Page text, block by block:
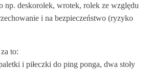
np. deskorolek, wrotek, rolek ze względu
i na bezpieczeństwo (ryzyko
to:
i piłeczki do ping ponga, dwa stoły